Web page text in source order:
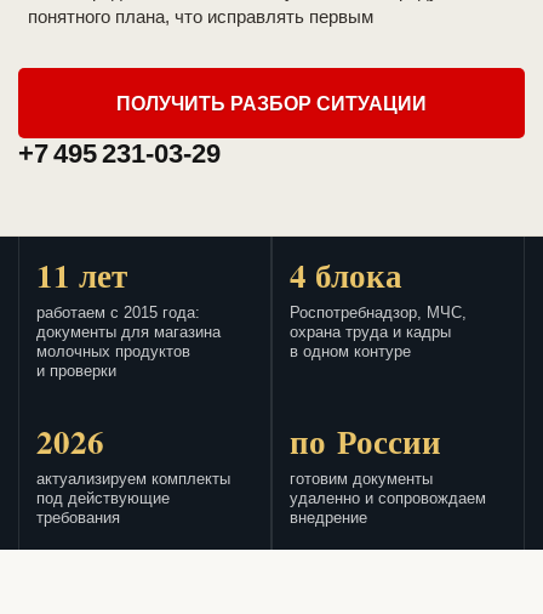
понятного плана, что исправлять первым
ПОЛУЧИТЬ РАЗБОР СИТУАЦИИ
+7 495 231-03-29
11 лет
работаем с 2015 года:
документы для магазина
молочных продуктов
и проверки
4 блока
Роспотребнадзор, МЧС,
охрана труда и кадры
в одном контуре
2026
актуализируем комплекты
под действующие
требования
по России
готовим документы
удаленно и сопровождаем
внедрение